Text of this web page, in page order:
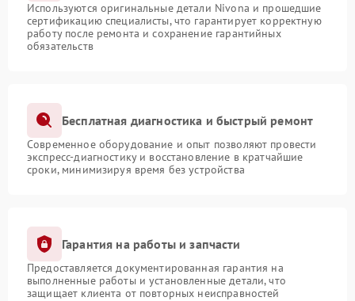
Используются оригинальные детали Nivona и прошедшие
сертификацию специалисты, что гарантирует корректную
работу после ремонта и сохранение гарантийных
обязательств
Бесплатная диагностика и быстрый ремонт
Современное оборудование и опыт позволяют провести
экспресс-диагностику и восстановление в кратчайшие
сроки, минимизируя время без устройства
Гарантия на работы и запчасти
Предоставляется документированная гарантия на
выполненные работы и установленные детали, что
защищает клиента от повторных неисправностей